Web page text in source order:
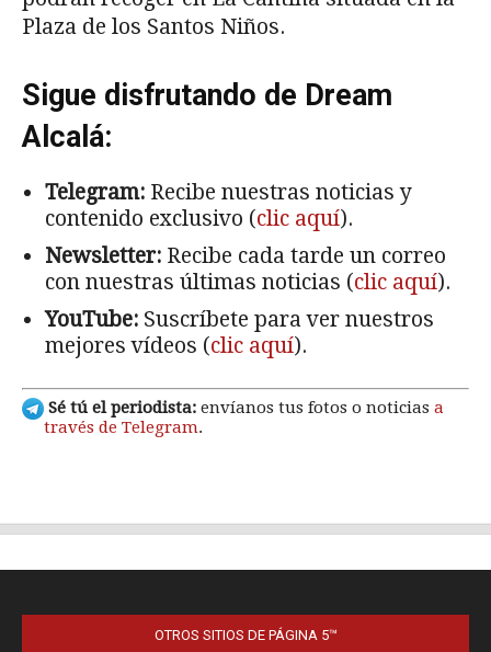
OTROS SITIOS DE PÁGINA 5™